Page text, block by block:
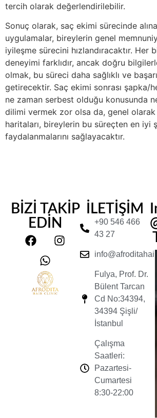
tercih olarak değerlendirilebilir.
Sonuç olarak, saç ekimi sürecinde
uygulamalar, bireylerin genel
iyileşme sürecini hızlandıracaktır. Her
deneyimi farklıdır, ancak doğru
olmak, bu süreci daha sağlıklı ve
getirecektir. Saç ekimi sonrası şapka/
ne zaman serbest olduğu konusunda
dilimi vermek zor olsa da, genel
haritaları, bireylerin bu süreçten en iyi
faydalanmalarını sağlayacaktır.
BİZİ TAKİP
EDİN
İLETİŞİM
+90 546 466
43 27
Fulya, Prof. Dr.
Bülent Tarcan
Cd No:34394,
34394 Şişli/
İstanbul
Çalışma
Saatleri:
Pazartesi-
Cumartesi
8:30-22:00